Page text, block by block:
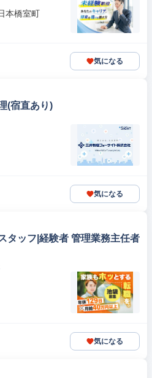
本橋室町
気になる
(宿直あり)
気になる
タッフ|経験者 管理業務主任者
気になる